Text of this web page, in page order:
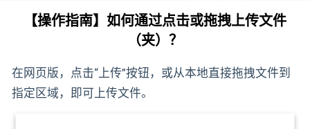
【操作指南】如何通过点击或拖拽上传文件
（夹）？
在网页版，点击“上传”按钮，或从本地直接拖拽文件到
指定区域，即可上传文件。